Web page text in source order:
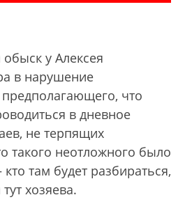
у Алексея
в нарушение
предполагающего, что
в дневное
не терпящих
такого неотложного было
там будет разбираться,
хозяева.